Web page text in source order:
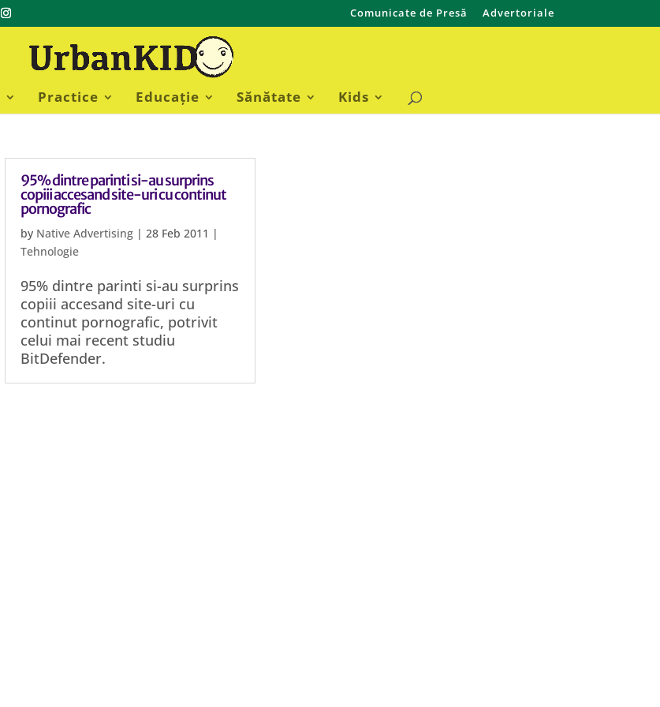
Comunicate de Presă Advertoriale
Practice Educație Sănătate Kids
95% dintre parinti si-au surprins
copiii accesand site-uri cu continut
pornografic
by Native Advertising| 28 Feb 2011 |
Tehnologie
95% dintre parinti si-au surprins
copiii accesand site-uri cu
continut pornografic, potrivit
celui mai recent studiu
BitDefender.